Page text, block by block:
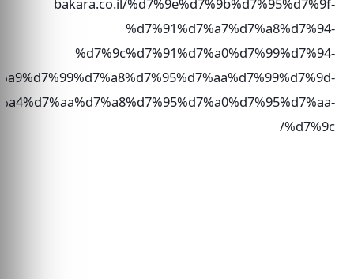
%d7%91%d7%a7%d7%a8%d7%94-
%d7%9c%d7%91%d7%a0%d7%99%d7%94-
%d7%9c/